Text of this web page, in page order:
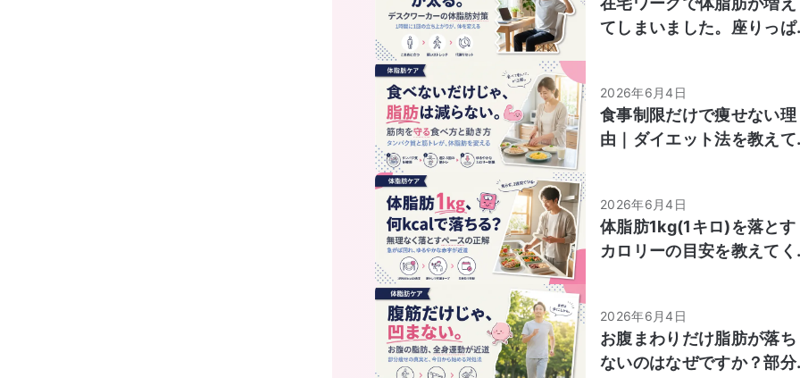
てしまいました。座りっぱ
2026年6月4日
食事制限だけで痩せない理
由｜ダイエット法を教えて
2026年6月4日
体脂肪1kg(1キロ)を落とす
カロリーの目安を教えてく
2026年6月4日
お腹まわりだけ脂肪が落ち
ないのはなぜですか？部分